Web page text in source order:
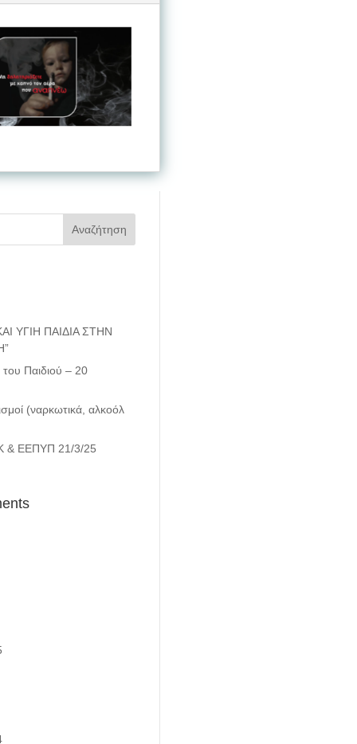
ΥΓΙΗ ΠΑΙΔΙΑ ΣΤΗΝ
Παιδιού – 20
(ναρκωτικά, αλκοόλ
& ΕΕΠΥΠ 21/3/25